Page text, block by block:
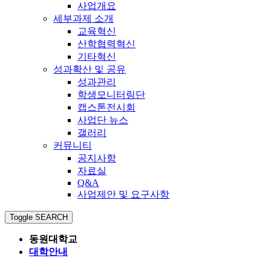
사업개요
세부과제 소개
교육혁신
산학협력혁신
기타혁신
성과확산 및 공유
성과관리
학생모니터링단
캡스톤전시회
사업단 뉴스
갤러리
커뮤니티
공지사항
자료실
Q&A
사업제안 및 요구사항
Toggle SEARCH
동원대학교
대학안내